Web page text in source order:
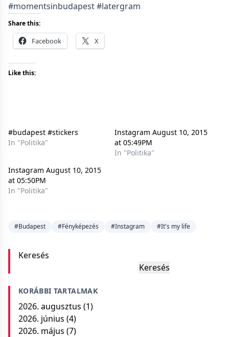
#momentsinbudapest #latergram
Share this:
Facebook X
Like this:
#budapest #stickers
In "Politika"
Instagram August 10, 2015
at 05:49PM
In "Politika"
Instagram August 10, 2015
at 05:50PM
In "Politika"
#Budapest #Fényképezés #Instagram #It's my life
Keresés
Keresés
KORÁBBI TARTALMAK
2026. augusztus (1)
2026. június (4)
2026. május (7)